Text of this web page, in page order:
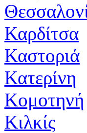
Καρδίτσα
Καστοριά
Κατερίνη
Κομοτηνή
Κιλκίς